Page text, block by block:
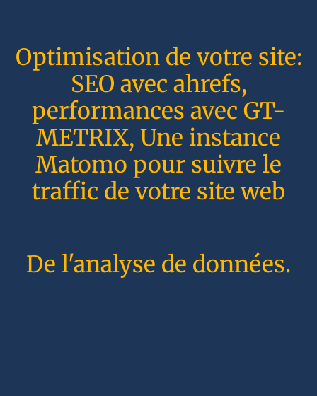
Optimisation de votre site:
SEO avec ahrefs,
performances avec GT-
METRIX, Une instance
Matomo pour suivre le
traffic de votre site web
De l'analyse de données.